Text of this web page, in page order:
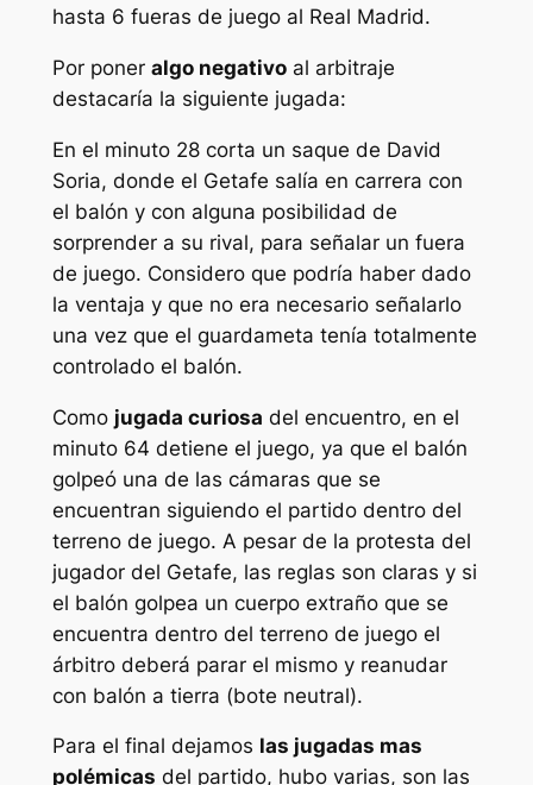
hasta 6 fueras de juego al Real Madrid.
Por poner algo negativoal arbitraje
destacaría la siguiente jugada:
En el minuto 28 corta un saque de David
Soria, donde el Getafe salía en carrera con
el balón y con alguna posibilidad de
sorprender a su rival, para señalar un fuera
de juego. Considero que podría haber dado
la ventaja y que no era necesario señalarlo
una vez que el guardameta tenía totalmente
controlado el balón.
Como jugada curiosa del encuentro, en el
minuto 64 detiene el juego, ya que el balón
golpeó una de las cámaras que se
encuentran siguiendo el partido dentro del
terreno de juego. A pesar de la protesta del
jugador del Getafe, las reglas son claras y si
el balón golpea un cuerpo extraño que se
encuentra dentro del terreno de juego el
árbitro deberá parar el mismo y reanudar
con balón a tierra (bote neutral).
Para el final dejamos las jugadas mas
polémicas del partido, hubo varias, son las